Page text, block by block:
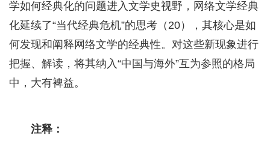
学如何经典化的问题进入文学史视野，网络文学经典
化延续了“当代经典危机”的思考（20），其核心是如
何发现和阐释网络文学的经典性。对这些新现象进行
把握、解读，将其纳入“中国与海外”互为参照的格局
中，大有裨益。
注释：